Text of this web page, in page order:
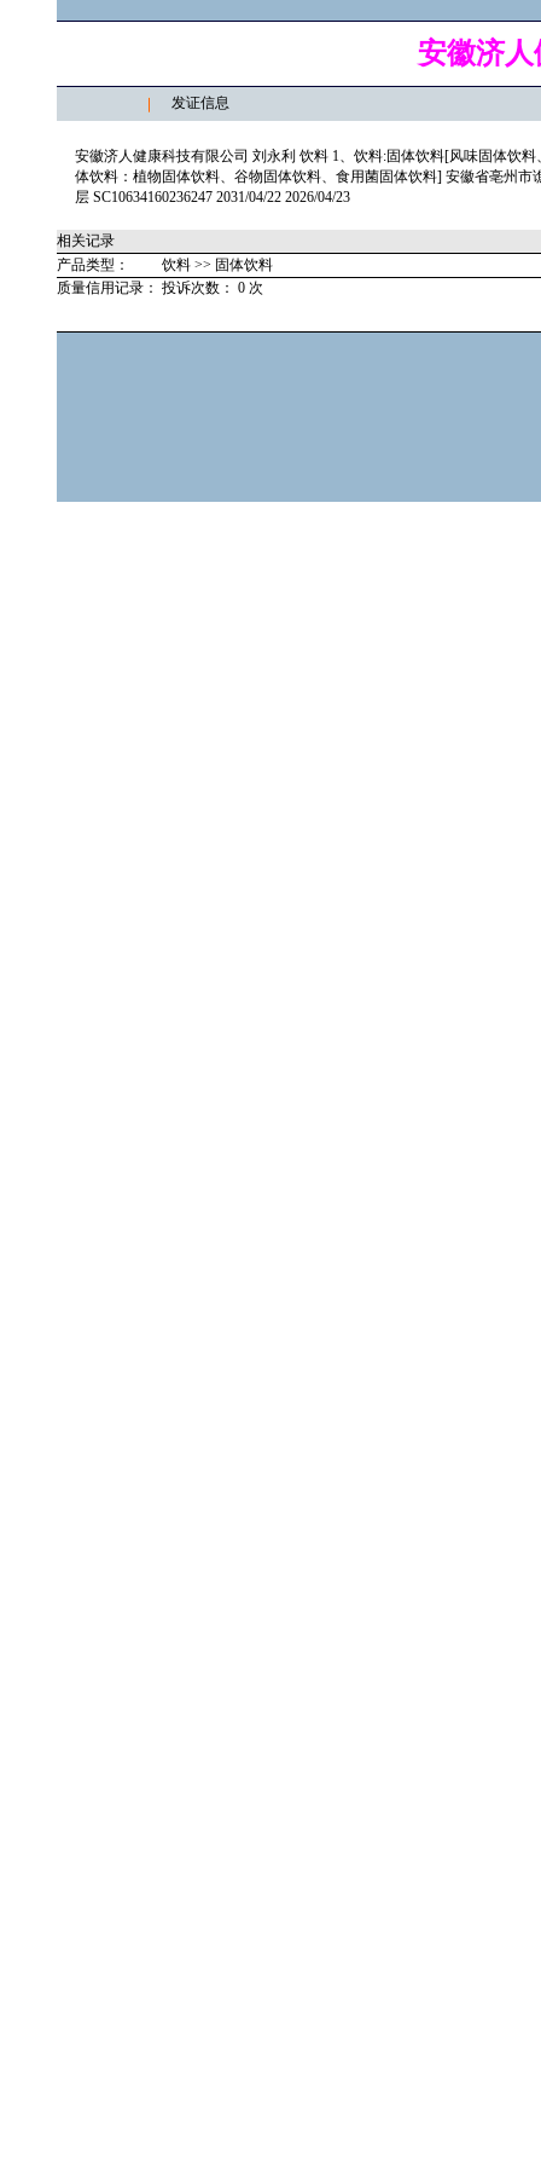
安徽济
发证信息
安徽济人健康科技有限公司 刘永利 饮料 1、饮料:固体饮料[风味固体饮
体饮料：植物固体饮料、谷物固体饮料、食用菌固体饮料] 安徽省亳州
层 SC10634160236247 2031/04/22 2026/04/23
相关记录
产品类型：
饮料 >> 固体饮料
质量信用记录： 投诉次数： 0 次